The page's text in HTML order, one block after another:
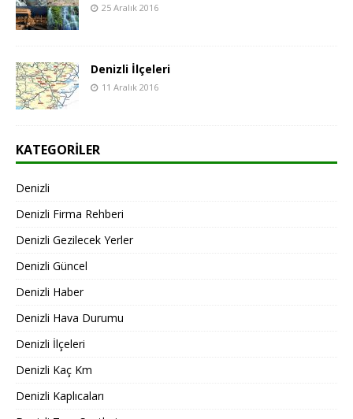
25 Aralık 2016
Denizli İlçeleri
11 Aralık 2016
KATEGORILER
Denizli
Denizli Firma Rehberi
Denizli Gezilecek Yerler
Denizli Güncel
Denizli Haber
Denizli Hava Durumu
Denizli İlçeleri
Denizli Kaç Km
Denizli Kaplıcaları